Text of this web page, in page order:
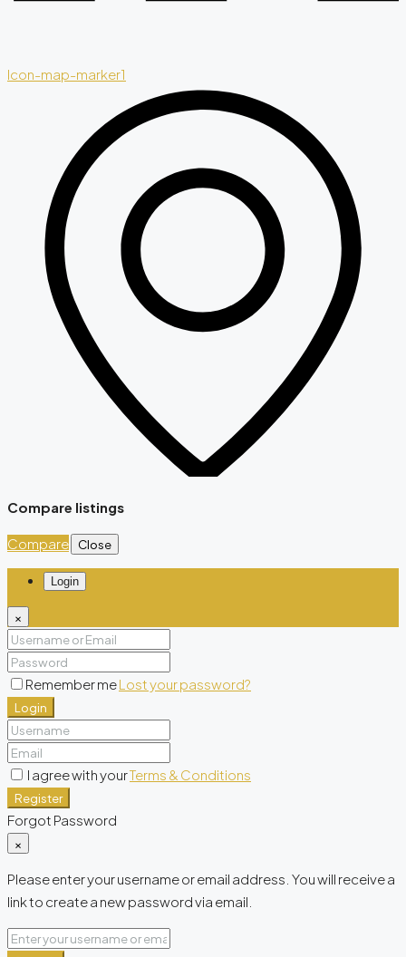
Icon-map-marker1
Compare listings
Compare Close
Login
×
Remember meLost your password?
Login
I agree with yourTerms & Conditions
Register
Forgot Password
×
Please enter your username or email address. You will receive a
link to create a new password via email.